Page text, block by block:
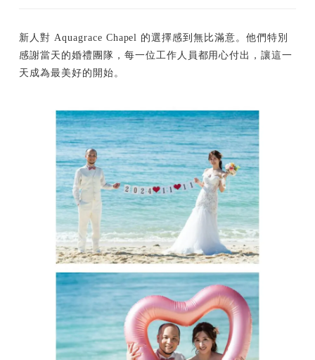
新人對 Aquagrace Chapel 的選擇感到無比滿意。他們特別
感謝當天的婚禮團隊，每一位工作人員都用心付出，讓這一
天成為最美好的開始。